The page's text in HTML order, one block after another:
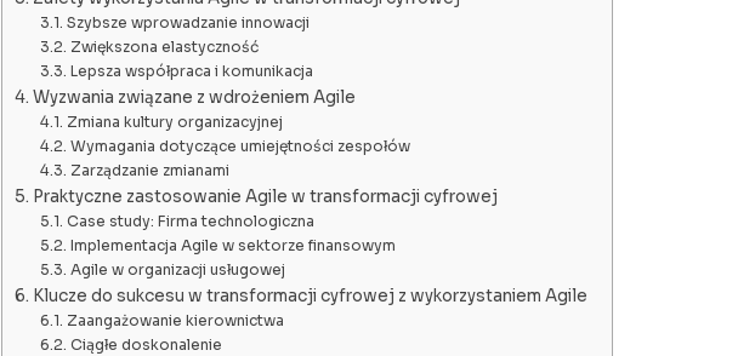
Szybsze wprowadzanie innowacji
Zwiększona elastyczność
Lepsza współpraca i komunikacja
Wyzwania związane z wdrożeniem Agile
Zmiana kultury organizacyjnej
Wymagania dotyczące umiejętności zespołów
Zarządzanie zmianami
Praktyczne zastosowanie Agile w transformacji cyfrowej
Case study: Firma technologiczna
Implementacja Agile w sektorze finansowym
Agile w organizacji usługowej
Klucze do sukcesu w transformacji cyfrowej z wykorzystaniem Agile
Zaangażowanie kierownictwa
Ciągłe doskonalenie